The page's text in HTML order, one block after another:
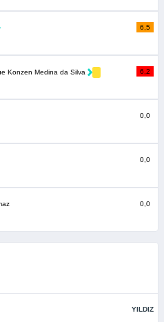
6,5
Konzen Medina da Silva
6,2
0,0
0,0
0,0
YILDIZ